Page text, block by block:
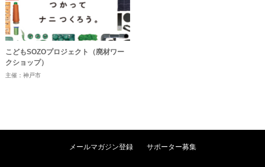
こどもSOZOプロジェクト（廃材ワー
クショップ）
主催：神戸市
メールマガジン登録 サポーター募集